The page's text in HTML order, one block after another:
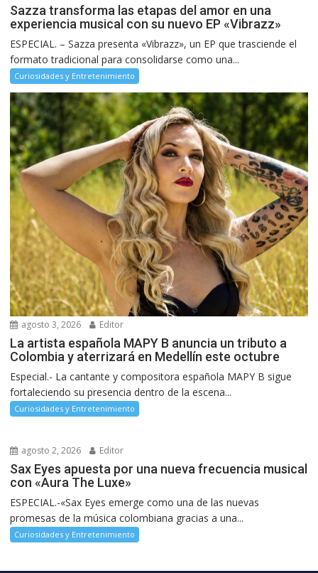
Sazza transforma las etapas del amor en una
experiencia musical con su nuevo EP «Vibrazz»
ESPECIAL. – Sazza presenta «Vibrazz», un EP que trasciende el
formato tradicional para consolidarse como una...
Curiosidades y Entretenimiento
agosto 3, 2026 Editor
La artista española MAPY B anuncia un tributo a
Colombia y aterrizará en Medellín este octubre
Especial.- La cantante y compositora española MAPY B sigue
fortaleciendo su presencia dentro de la escena...
Curiosidades y Entretenimiento
agosto 2, 2026 Editor
Sax Eyes apuesta por una nueva frecuencia musical
con «Aura The Luxe»
ESPECIAL.-«Sax Eyes emerge como una de las nuevas
promesas de la música colombiana gracias a una...
Curiosidades y Entretenimiento